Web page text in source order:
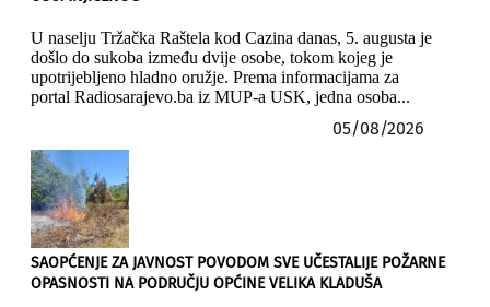
U naselju Tržačka Raštela kod Cazina danas, 5. augusta je
došlo do sukoba između dvije osobe, tokom kojeg je
upotrijebljeno hladno oružje. Prema informacijama za
portal Radiosarajevo.ba iz MUP-a USK, jedna osoba...
05/08/2026
SAOPĆENJE ZA JAVNOST POVODOM SVE UČESTALIJE POŽARNE
OPASNOSTI NA PODRUČJU OPĆINE VELIKA KLADUŠA